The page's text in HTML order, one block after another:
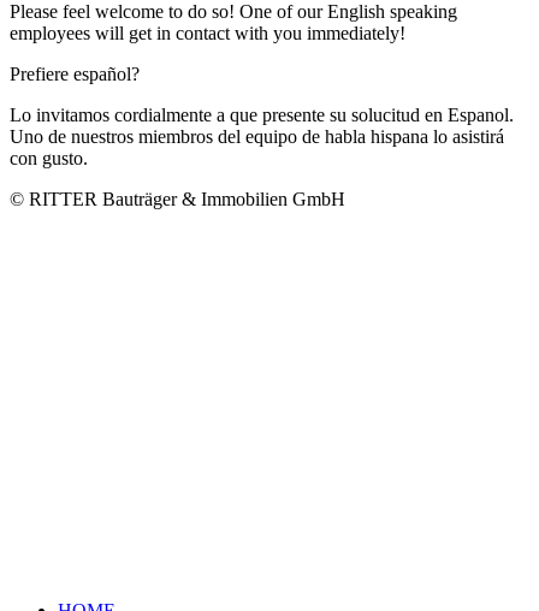
Please feel welcome to do so! One of our English speaking
employees will get in contact with you immediately!
Prefiere español?
Lo invitamos cordialmente a que presente su solucitud en Espanol.
Uno de nuestros miembros del equipo de habla hispana lo asistirá
con gusto.
© RITTER Bauträger & Immobilien GmbH